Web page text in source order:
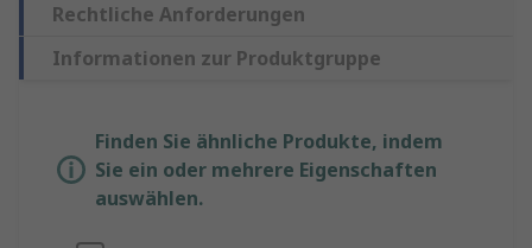
Rechtliche Anforderungen
Informationen zur Produktgruppe
Finden Sie ähnliche Produkte, indem
Sie ein oder mehrere Eigenschaften
auswählen.